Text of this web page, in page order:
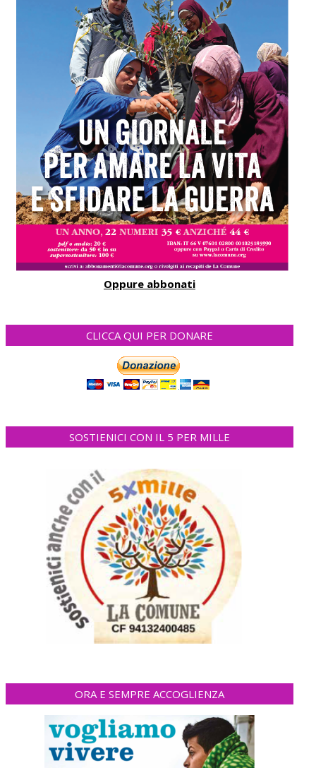
Oppure abbonati
CLICCA QUI PER DONARE
SOSTIENICI CON IL 5 PER MILLE
ORA E SEMPRE ACCOGLIENZA